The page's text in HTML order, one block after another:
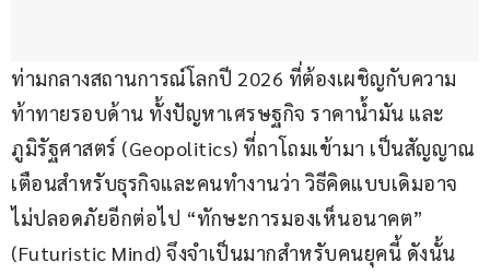
ท่ามกลางสถานการณ์โลกปี 2026 ที่ต้องเผชิญกับความ
ท้าทายรอบด้าน ทั้งปัญหาเศรษฐกิจ ราคาน้ำมัน และ
ภูมิรัฐศาสตร์ (Geopolitics) ที่ถาโถมเข้ามา เป็นสัญญาณ
เตือนสำหรับธุรกิจและคนทำงานว่า วิธีคิดแบบเดิมอาจ
ไม่ปลอดภัยอีกต่อไป “ทักษะการมองเห็นอนาคต”
(Futuristic Mind) จึงจำเป็นมากสำหรับคนยุคนี้ ดังนั้น